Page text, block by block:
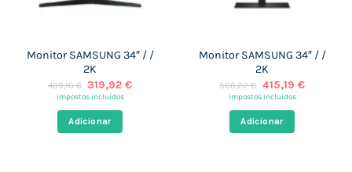
Monitor SAMSUNG 34″ / /
2K
409,10€ O
preço
era:
409,10 €.
319,92€O
impostos incluídos
Adicionar
Monitor SAMSUNG 34″ / /
2K
566,22€ O
preço
era:
566,22 €.
415,19 €O
impostos incluídos
Adicionar